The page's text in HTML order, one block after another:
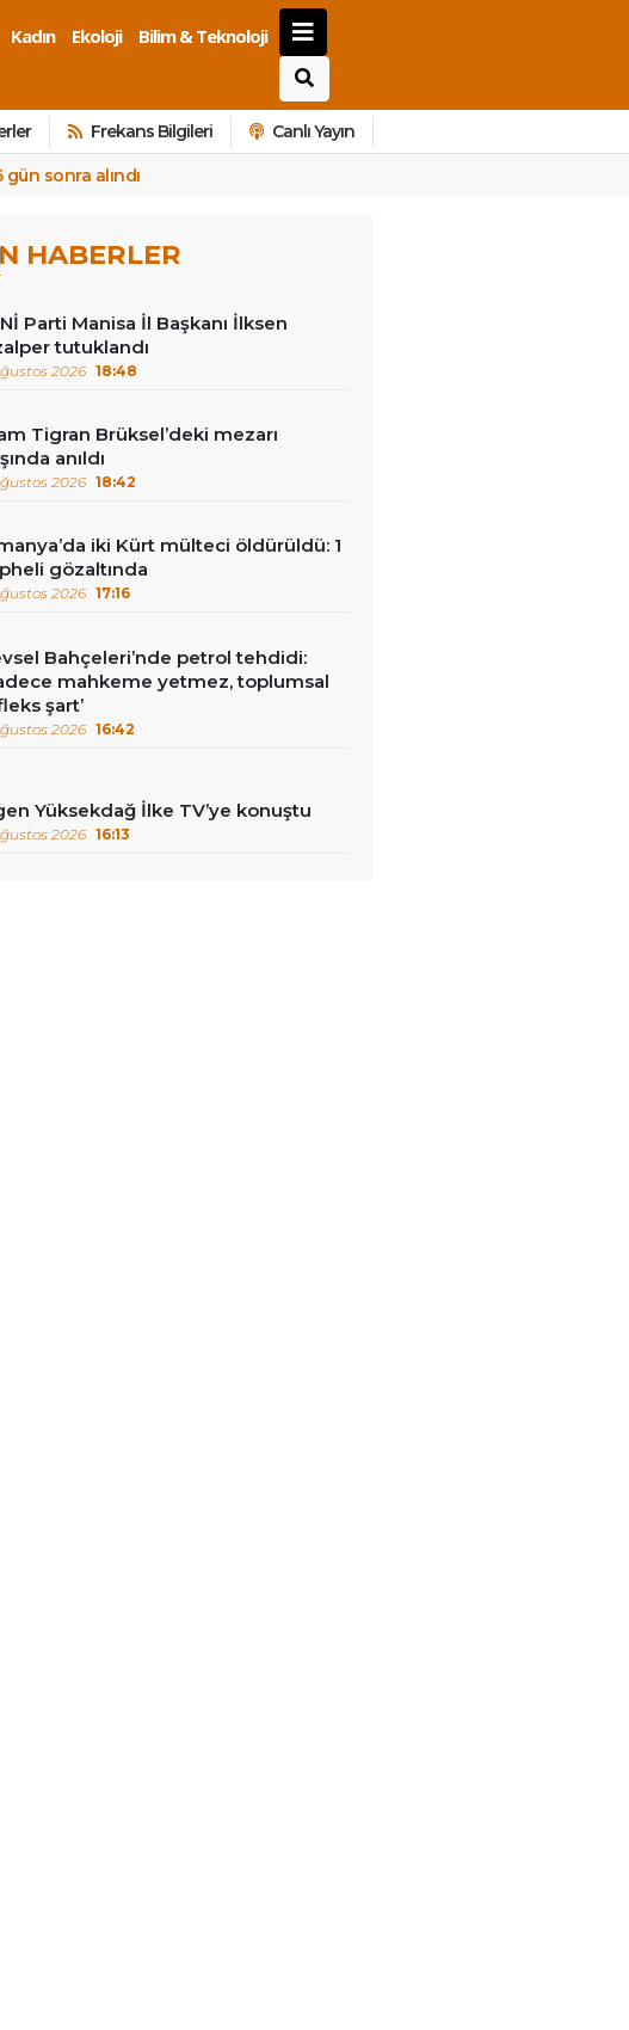
Kadın Ekoloji
Bilim & Teknoloji
Frekans Bilgileri Canlı Yayın
gün sonra alındı
HABERLER
Parti Manisa İl Başkanı İlksen
tutuklandı
2026 18:48
Tigran Brüksel’deki mezarı
anıldı
2026 18:42
iki Kürt mülteci öldürüldü: 1
gözaltında
2026 17:16
Bahçeleri’nde petrol tehdidi:
mahkeme yetmez, toplumsal
şart’
2026 16:42
Yüksekdağ İlke TV’ye konuştu
2026 16:13